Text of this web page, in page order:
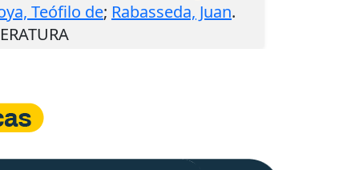
Teófilo de; Rabasseda, Juan.